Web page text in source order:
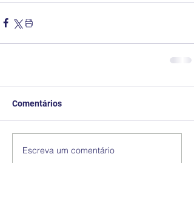
Comentários
Escreva um comentário